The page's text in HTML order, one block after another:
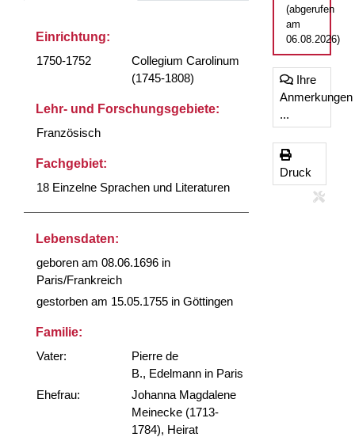
Einrichtung:
1750-1752
Collegium Carolinum
(1745-1808)
Lehr- und Forschungsgebiete:
Französisch
Fachgebiet:
18 Einzelne Sprachen und Literaturen
Lebensdaten:
geboren am 08.06.1696 in
Paris/Frankreich
gestorben am 15.05.1755 in Göttingen
Familie:
Vater:
Pierre de
B., Edelmann in Paris
Ehefrau:
Johanna Magdalene
Meinecke (1713-
1784), Heirat
(abgerufen
am
06.08.2026)
Ihre
Anmerkungen
...
Druck